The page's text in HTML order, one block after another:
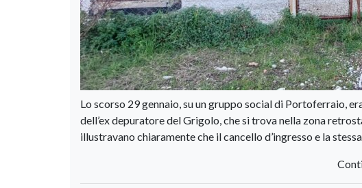
Lo scorso 29 gennaio, su un gruppo social di Portoferraio,
dell’ex depuratore del Grigolo, che si trova nella zona
illustravano chiaramente che il cancello d’ingresso e la